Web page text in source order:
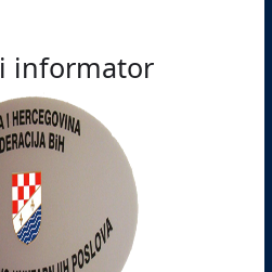
informator